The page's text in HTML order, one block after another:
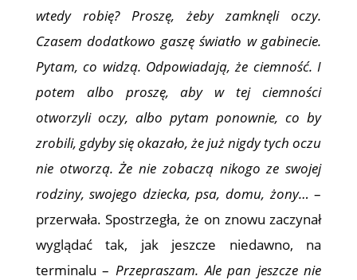
wtedy robię? Proszę, żeby zamknęli oczy.
Czasem dodatkowo gaszę światło w gabinecie.
Pytam, co widzą. Odpowiadają, że ciemność. I
potem albo proszę, aby w tej ciemności
otworzyli oczy, albo pytam ponownie, co by
zrobili, gdyby się okazało, że już nigdy tych oczu
nie otworzą. Że nie zobaczą nikogo ze swojej
rodziny, swojego dziecka, psa, domu, żony… –
przerwała. Spostrzegła, że on znowu zaczynał
wyglądać tak, jak jeszcze niedawno, na
terminalu – Przepraszam. Ale pan jeszcze nie